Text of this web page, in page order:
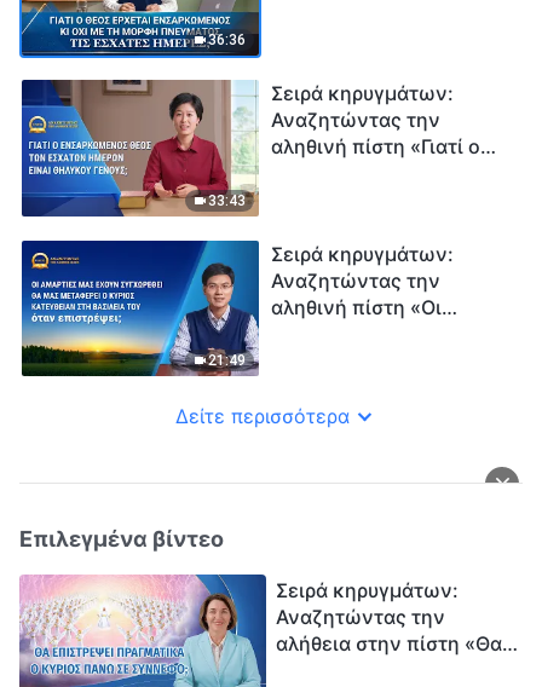
36:36
έσχατες ημέρες;»
33:43
Σειρά κηρυγμάτων:
Αναζητώντας την
αληθινή πίστη «Γιατί ο
21:49
Σειρά κηρυγμάτων:
Αναζητώντας την
αληθινή πίστη «Οι
κατευθείαν στη βασιλεία
Δείτε περισσότερα
Επιλεγμένα βίντεο
Σειρά κηρυγμάτων:
Αναζητώντας την
αλήθεια στην πίστη «Θα